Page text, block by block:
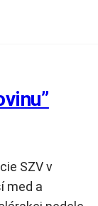
SZV v
med a